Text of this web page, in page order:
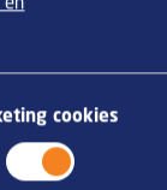
cookies